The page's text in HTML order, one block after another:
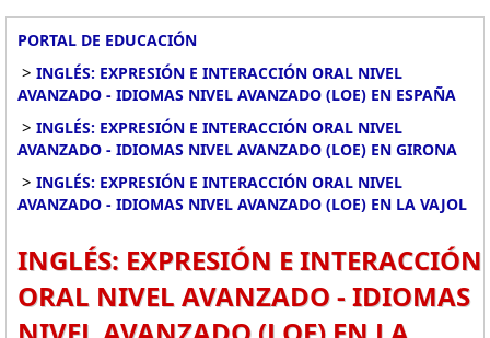
PORTAL DE EDUCACIÓN
> INGLÉS: EXPRESIÓN E INTERACCIÓN ORAL NIVEL
AVANZADO - IDIOMAS NIVEL AVANZADO (LOE) EN ESPAÑA
> INGLÉS: EXPRESIÓN E INTERACCIÓN ORAL NIVEL
AVANZADO - IDIOMAS NIVEL AVANZADO (LOE) EN GIRONA
> INGLÉS: EXPRESIÓN E INTERACCIÓN ORAL NIVEL
AVANZADO - IDIOMAS NIVEL AVANZADO (LOE) EN LA VAJOL
INGLÉS: EXPRESIÓN E INTERACCIÓN
ORAL NIVEL AVANZADO - IDIOMAS